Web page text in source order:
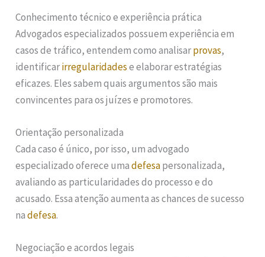
Conhecimento técnico e experiência prática
Advogados especializados possuem experiência em
casos de tráfico, entendem como analisarprovas,
identificarirregularidadese elaborar estratégias
eficazes. Eles sabem quais argumentos são mais
convincentes para os juízes e promotores.
Orientação personalizada
Cada caso é único, por isso, um advogado
especializado oferece umadefesapersonalizada,
avaliando as particularidades do processo e do
acusado. Essa atenção aumenta as chances de sucesso
nadefesa.
Negociação e acordos legais